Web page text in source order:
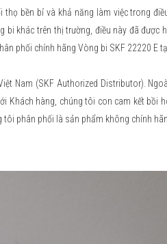
bền bỉ và khả năng làm việc trong
khác trên thị trường, điều này đã được
phối chính hãng Vòng bi SKF 22220 E
Nam (SKF Authorized Distributor).
Khách hàng, chúng tôi con cam kết bồi
phân phối là sản phẩm không chính